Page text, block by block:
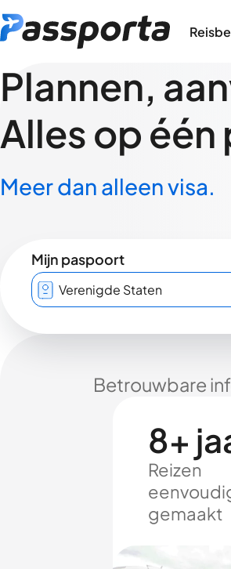
Plannen,
Alles op één
Meer dan alleen visa.
Mijn paspoort
Betrouwbare
8+
Reizen
gemaakt